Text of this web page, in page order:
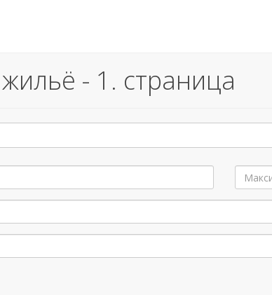
- 1. страница